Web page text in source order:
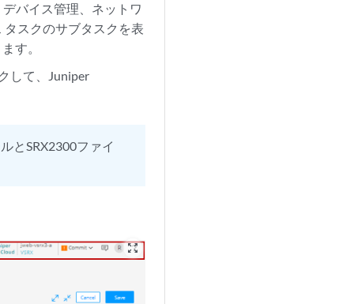
バイス管理、ネットワ
スクのサブタスクを表
す。
して、Juniper
とSRX2300ファイ
zoom_out_map